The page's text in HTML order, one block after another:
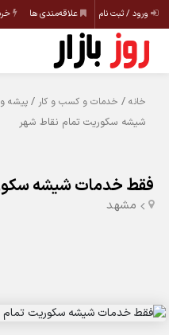
ورود / ثبت نام علاقه‌مندی ها
خانه / خدمات و کسب و کار /پیشه
شیشه سکوریت تمام نقاط شهر
فقط خدمات شیشه
مشهد